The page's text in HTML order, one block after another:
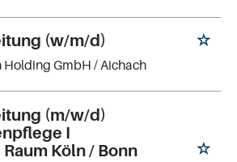
(w/m/d)
Holding GmbH / Aichach
(m/w/d)
I
Köln / Bonn